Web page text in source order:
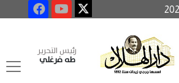
رئيس التحرير
طه فرغلي